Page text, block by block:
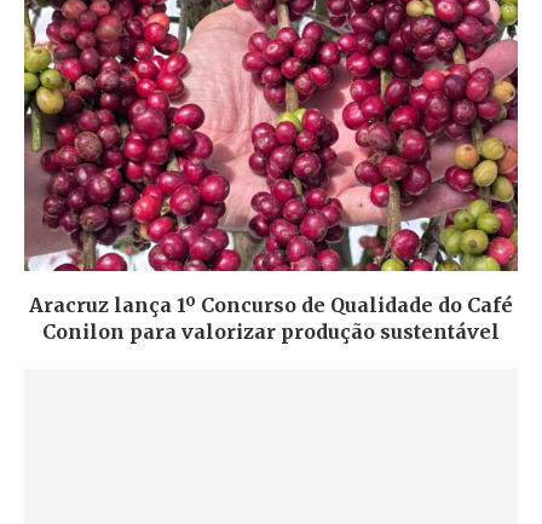
Aracruz lança 1º Concurso de Qualidade do Café
Conilon para valorizar produção sustentável